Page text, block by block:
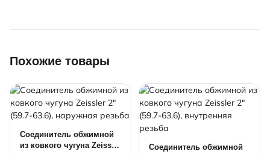
Похожие товары
Соединитель обжимной
из ковкого чугуна Zeissler
Соединитель обжимной